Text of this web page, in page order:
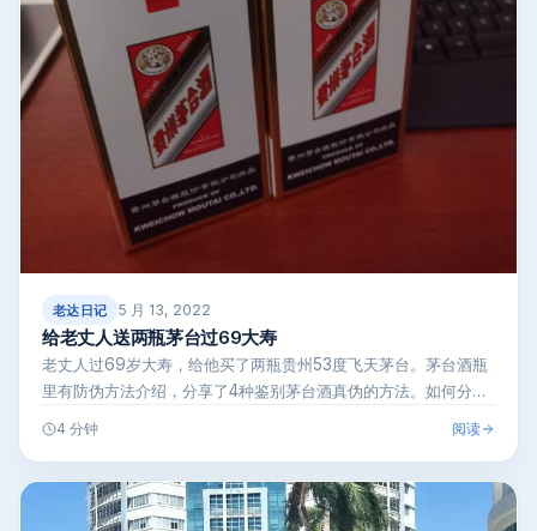
老达日记 5 月 13, 2022
给老丈人送两瓶茅台过69大寿
老丈人过69岁大寿，给他买了两瓶贵州53度飞天茅台。茅台酒瓶
里有防伪方法介绍，分享了4种鉴别茅台酒真伪的方法。如何分辨
4 分钟 阅读